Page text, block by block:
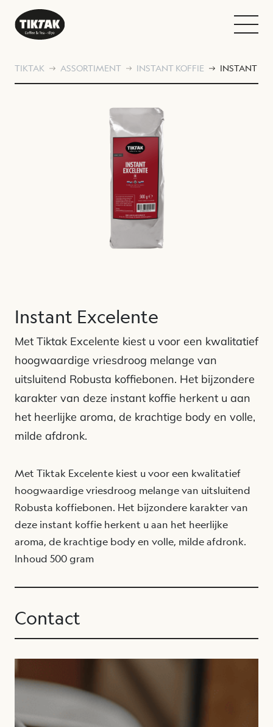
TIKTAK ASSORTIMENT INSTANT KOFFIE INSTANT
Instant Excelente
Met Tiktak Excelente kiest u voor een kwalitatief
hoogwaardige vriesdroog melange van
uitsluitend Robusta koffiebonen. Het bijzondere
karakter van deze instant koffie herkent u aan
het heerlijke aroma, de krachtige body en volle,
milde afdronk.
Met Tiktak Excelente kiest u voor een kwalitatief
hoogwaardige vriesdroog melange van uitsluitend
Robusta koffiebonen. Het bijzondere karakter van
deze instant koffie herkent u aan het heerlijke
aroma, de krachtige body en volle, milde afdronk.
Inhoud 500 gram
Contact